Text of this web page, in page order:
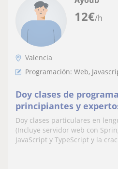
12€/h
Valencia
Programación: Web,
Doy clases de
principiantes y
Doy clases particulares en
(Incluye servidor web con
JavaScript y TypeScript y la